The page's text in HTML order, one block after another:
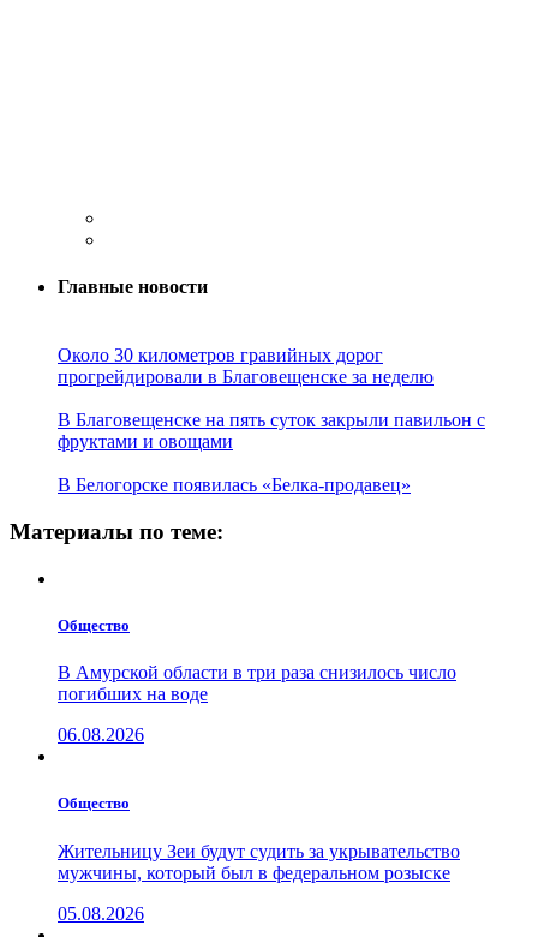
Главные новости
Около 30 километров гравийных дорог
прогрейдировали в Благовещенске за неделю
В Благовещенске на пять суток закрыли павильон с
фруктами и овощами
В Белогорске появилась «Белка-продавец»
Материалы по теме:
Общество
В Амурской области в три раза снизилось число
погибших на воде
06.08.2026
Общество
Жительницу Зеи будут судить за укрывательство
мужчины, который был в федеральном розыске
05.08.2026